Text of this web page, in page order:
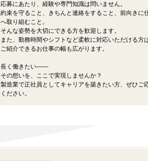
応募にあたり、経験や専門知識は問いません。
約束を守ること、きちんと連絡をすること、前向きに
へ取り組むこと。
そんな姿勢を大切にできる方を歓迎します。
また、勤務時間やシフトなど柔軟に対応いただける方は
ご紹介できるお仕事の幅も広がります。
長く働きたい――
その想いを、ここで実現しませんか？
製造業で正社員としてキャリアを築きたい方、ぜひご
ください。